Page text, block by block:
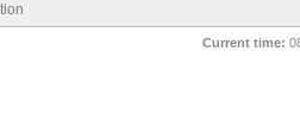
Current time: